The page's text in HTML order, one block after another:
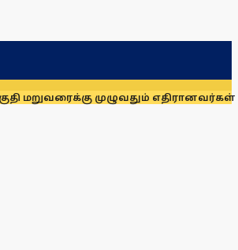
முழுவதும் எதிரானவர்கள் அல்லர்: